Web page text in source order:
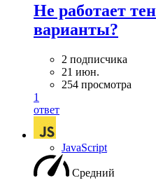
Не работает
варианты?
2 подписчика
21 июн.
254 просмотра
1
ответ
JavaScript
Средний